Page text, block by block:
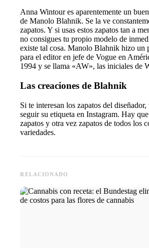
Anna Wintour es aparentemente un
de Manolo Blahnik. Se la ve
zapatos. Y si usas estos zapatos tan a
no consigues tu propio modelo de
existe tal cosa. Manolo Blahnik hizo un
para el editor en jefe de Vogue en
1994 y se llama «AW», las iniciales de
Las creaciones de Blahnik
Si te interesan los zapatos del
seguir su etiqueta en Instagram. Hay
zapatos y otra vez zapatos de todos los
variedades.
RELACIONADO